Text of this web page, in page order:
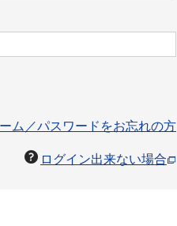
ム／パスワードをお忘れの方
ログイン出来ない場合